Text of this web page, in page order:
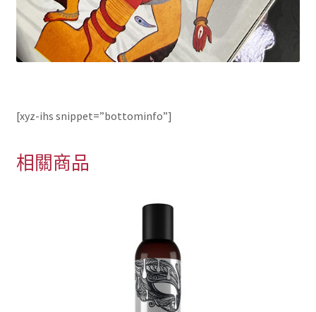
[xyz-ihs snippet=”bottominfo”]
相關商品